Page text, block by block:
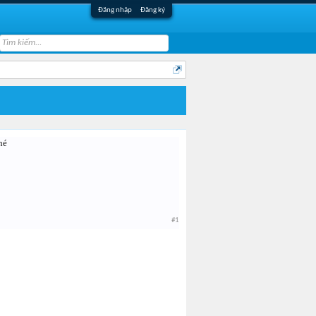
Đăng nhập Đăng ký
#1